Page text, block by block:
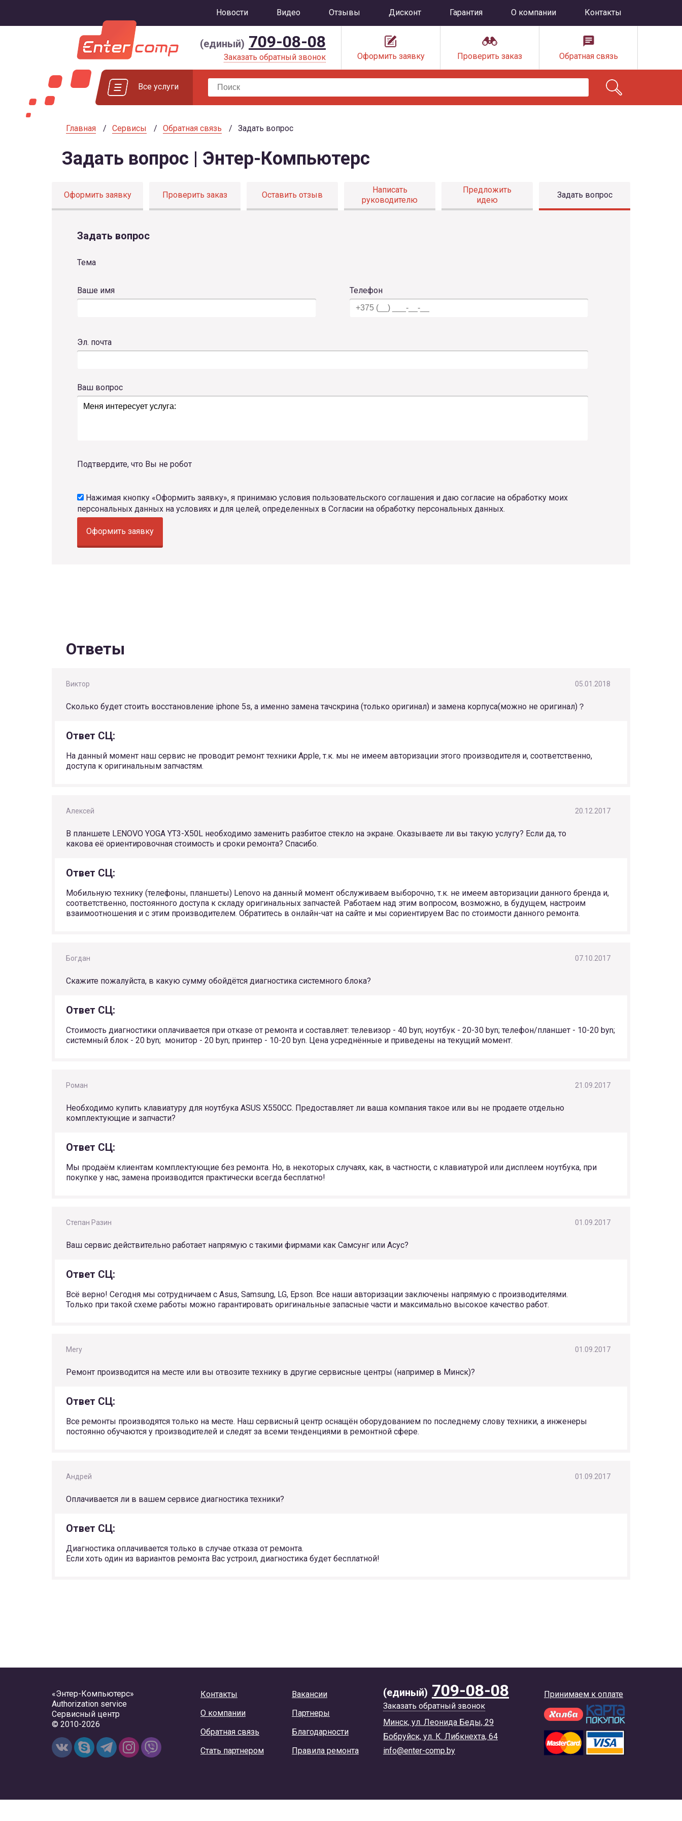
Новости Видео Отзывы Дисконт Гарантия О компании Контакты
(единый) 709-08-08
Заказать обратный звонок Оформить заявку Проверить заказ Обратная связь
Все услуги
Главная Сервисы Обратная связь Задать вопрос
Задать вопрос | Энтер-Компьютерс
Оформить заявку Проверить заказ Оставить отзыв
Написать
руководителю
Предложить
идею
Задать вопрос
Задать вопрос
Тема
Ваше имя Телефон
Эл. почта
Ваш вопрос
Подтвердите, что Вы не робот
Нажимая кнопку «Оформить заявку», я принимаю условия пользовательского соглашения и даю согласие на обработку моих
персональных данных на условиях и для целей, определенных в Согласии на обработку персональных данных.
Оформить заявку
Ответы
Виктор 05.01.2018
Сколько будет стоить восстановление iphone 5s, а именно замена тачскрина (только оригинал) и замена корпуса(можно не оригинал)？
Ответ СЦ:
На данный момент наш сервис не проводит ремонт техники Apple, т.к. мы не имеем авторизации этого производителя и, соответственно,
доступа к оригинальным запчастям.
Алексей 20.12.2017
В планшете LENOVO YOGA YT3-X50L необходимо заменить разбитое стекло на экране. Оказываете ли вы такую услугу? Если да, то
какова её ориентировочная стоимость и сроки ремонта? Спасибо.
Ответ СЦ:
Мобильную технику (телефоны, планшеты) Lenovo на данный момент обслуживаем выборочно, т.к. не имеем авторизации данного бренда и,
соответственно, постоянного доступа к складу оригинальных запчастей. Работаем над этим вопросом, возможно, в будущем, настроим
взаимоотношения и с этим производителем. Обратитесь в онлайн-чат на сайте и мы сориентируем Вас по стоимости данного ремонта.
Богдан 07.10.2017
Скажите пожалуйста, в какую сумму обойдётся диагностика системного блока?
Ответ СЦ:
Стоимость диагностики оплачивается при отказе от ремонта и составляет: телевизор - 40 byn; ноутбук - 20-30 byn; телефон/планшет - 10-20 byn;
системный блок - 20 byn; монитор - 20 byn; принтер - 10-20 byn. Цена усреднённые и приведены на текущий момент.
Роман 21.09.2017
Необходимо купить клавиатуру для ноутбука ASUS X550CC. Предоставляет ли ваша компания такое или вы не продаете отдельно
комплектующие и запчасти?
Ответ СЦ:
Мы продаём клиентам комплектующие без ремонта. Но, в некоторых случаях, как, в частности, с клавиатурой или дисплеем ноутбука, при
покупке у нас, замена производится практически всегда бесплатно!
Степан Разин 01.09.2017
Ваш сервис действительно работает напрямую с такими фирмами как Самсунг или Асус?
Ответ СЦ:
Всё верно! Сегодня мы сотрудничаем с Asus, Samsung, LG, Epson. Все наши авторизации заключены напрямую с производителями.
Только при такой схеме работы можно гарантировать оригинальные запасные части и максимально высокое качество работ.
Mery 01.09.2017
Ремонт производится на месте или вы отвозите технику в другие сервисные центры (например в Минск)?
Ответ СЦ:
Все ремонты производятся только на месте. Наш сервисный центр оснащён оборудованием по последнему слову техники, а инженеры
постоянно обучаются у производителей и следят за всеми тенденциями в ремонтной сфере.
Андрей 01.09.2017
Оплачивается ли в вашем сервисе диагностика техники?
Ответ СЦ:
Диагностика оплачивается только в случае отказа от ремонта.
Если хоть один из вариантов ремонта Вас устроил, диагностика будет бесплатной!
«Энтер-Компьютерс»
Authorization service
Сервисный центр
© 2010-2026
Контакты
О компании
Обратная связь
Стать партнером
Вакансии
Партнеры
Благодарности
Правила ремонта
(единый) 709-08-08
Заказать обратный звонок
Минск, ул. Леонида Беды, 29
Бобруйск, ул. К. Либкнехта, 64
info@enter-comp.by
Принимаем к оплате